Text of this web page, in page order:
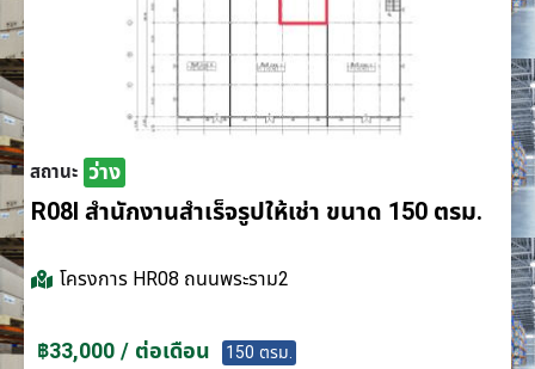
สถานะ ว่าง
R08I สำนักงานสำเร็จรูปให้เช่า ขนาด 150 ตรม.
โครงการ HR08 ถนนพระราม2
฿33,000 / ต่อเดือน 150 ตรม.